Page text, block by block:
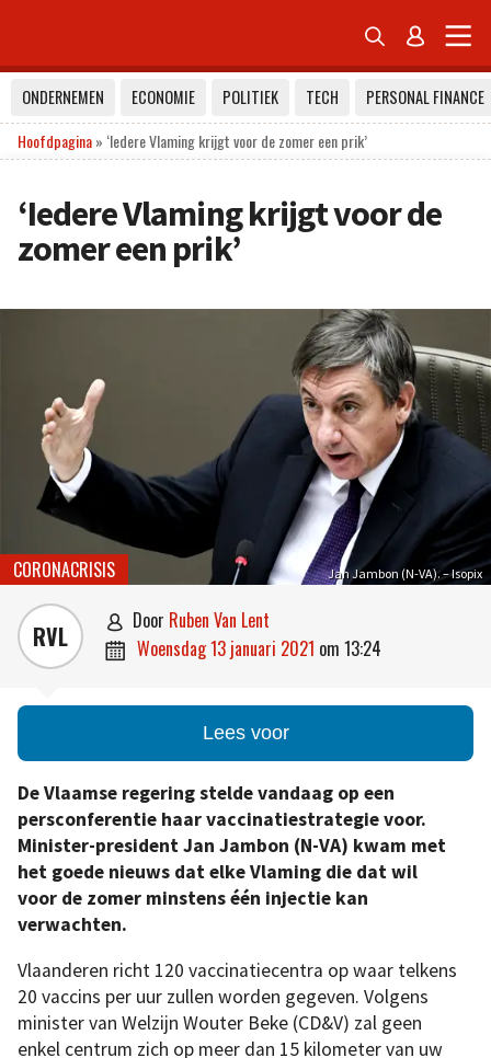
 
ONDERNEMEN ECONOMIE POLITIEK TECH
PERSONAL FINANCE
Hoofdpagina» ‘Iedere Vlaming krijgt voor de zomer een prik’
‘Iedere Vlaming krijgt voor de
zomer een prik’
Jan Jambon (N-VA). – Isopix
CORONACRISIS
RVL  door Ruben Van Lent
 woensdag 13 januari 2021 om 13:24
Lees voor
De Vlaamse regering stelde vandaag op een
persconferentie haar vaccinatiestrategie voor.
Minister-president Jan Jambon (N-VA) kwam met
het goede nieuws dat elke Vlaming die dat wil
voor de zomer minstens één injectie kan
verwachten.
Vlaanderen richt 120 vaccinatiecentra op waar telkens
20 vaccins per uur zullen worden gegeven. Volgens
minister van Welzijn Wouter Beke (CD&V) zal geen
enkel centrum zich op meer dan 15 kilometer van uw